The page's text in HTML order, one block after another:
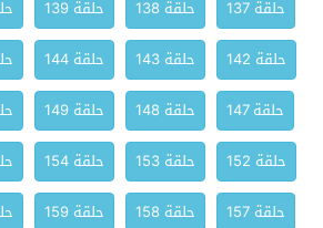
حلقة 137 حلقة 138 حلقة 139
حلقة 142
حلقة 143 حلقة 144
حلقة 147
حلقة 148 حلقة 149
حلقة 152
حلقة 153 حلقة 154
حلقة 157
حلقة 158 حلقة 159